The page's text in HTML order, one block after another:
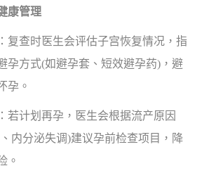
管理
查时医生会评估子宫恢复情况，指
孕方式(如避孕套、短效避孕药)，避
孕。
计划再孕，医生会根据流产原因
内分泌失调)建议孕前检查项目，降
。